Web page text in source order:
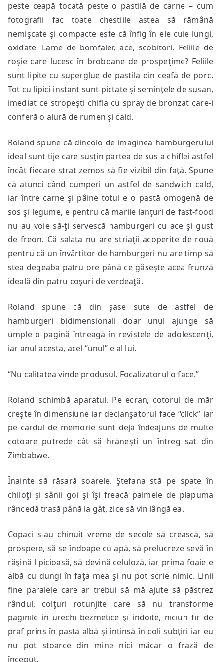
peste ceapă tocată peste o pastilă de carne – cum
fotografii fac toate chestiile astea să rămână
nemişcate şi compacte este că înfig în ele cuie lungi,
oxidate. Lame de bomfaier, ace, scobitori. Feliile de
roşie care lucesc în broboane de prospeţime? Feliile
sunt lipite cu superglue de pastila din ceafă de porc.
Tot cu lipici-instant sunt pictate şi seminţele de susan,
imediat ce stropeşti chifla cu spray de bronzat care-i
conferă o alură de rumen şi cald.
Roland spune că dincolo de imaginea hamburgerului
ideal sunt tije care susţin partea de sus a chiflei astfel
încât fiecare strat zemos să fie vizibil din faţă. Spune
că atunci când cumperi un astfel de sandwich cald,
iar între carne şi pâine totul e o pastă omogenă de
sos şi legume, e pentru că marile lanţuri de fast-food
nu au voie să-ţi servescă hamburgeri cu ace şi gust
de freon. Că salata nu are striaţii acoperite de rouă
pentru că un învârtitor de hamburgeri nu are timp să
stea degeaba patru ore până ce găseşte acea frunză
ideală din patru coşuri de verdeaţă.
Roland spune că din şase sute de astfel de
hamburgeri bidimensionali doar unul ajunge să
umple o pagină întreagă în revistele de adolescenţi,
iar anul acesta, acel “unul” e al lui.
“Nu calitatea vinde produsul. Focalizatorul o face.”
Roland schimbă aparatul. Pe ecran, cotorul de măr
creşte în dimensiune iar declanşatorul face “click” iar
pe cardul de memorie sunt deja îndeajuns de multe
cotoare putrede cât să hrăneşti un întreg sat din
Zimbabwe.
Înainte să răsară soarele, Ştefana stă pe spate în
chiloţi şi sânii goi şi îşi freacă palmele de plapuma
râncedă trasă până la gât, zice să vin lângă ea.
Copaci s-au chinuit vreme de secole să crească, să
prospere, să se îndoape cu apă, să prelucreze sevă în
răşină lipicioasă, să devină celuloză, iar prima foaie e
albă cu dungi în faţa mea şi nu pot scrie nimic. Linii
fine paralele care ar trebui să mă ajute să păstrez
rândul, colţuri rotunjite care să nu transforme
paginile în urechi bezmetice şi îndoite, niciun fir de
praf prins în pasta albă şi întinsă în coli subţiri iar eu
nu pot stoarce din mine nici măcar o frază de
început.